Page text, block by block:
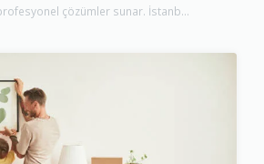
çözümler sunar. İstanb...